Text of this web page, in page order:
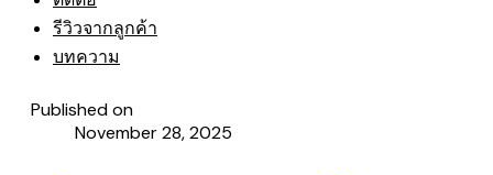
รีวิวจากลูกค้า
บทความ
Published on
November 28, 2025